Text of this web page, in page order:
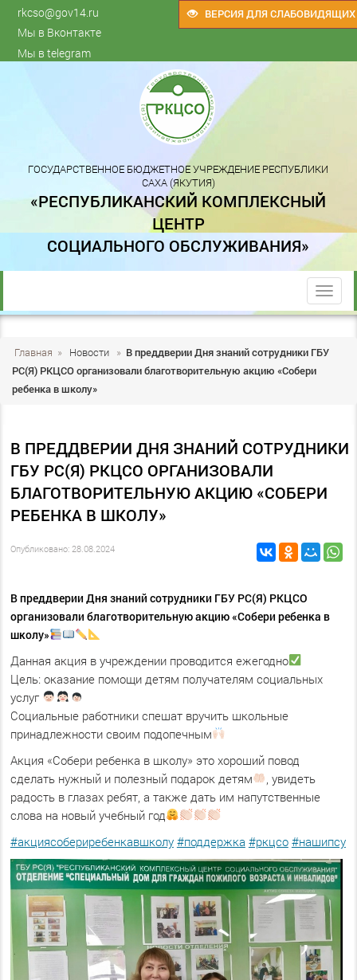
ВЕРСИЯ ДЛЯ СЛАБОВИДЯЩИХ
rkcso@gov14.ru
Мы в Вконтакте
Мы в telegram
ГОСУДАРСТВЕННОЕ БЮДЖЕТНОЕ УЧРЕЖДЕНИЕ РЕСПУБЛИКИ
САХА (ЯКУТИЯ)
«РЕСПУБЛИКАНСКИЙ КОМПЛЕКСНЫЙ
ЦЕНТР
СОЦИАЛЬНОГО ОБСЛУЖИВАНИЯ»
trk
Главная » Новости » В преддверии Дня знаний сотрудники ГБУ
РС(Я) РКЦСО организовали благотворительную акцию «Собери
ребенка в школу»
В ПРЕДДВЕРИИ ДНЯ ЗНАНИЙ СОТРУДНИКИ
ГБУ РС(Я) РКЦСО ОРГАНИЗОВАЛИ
БЛАГОТВОРИТЕЛЬНУЮ АКЦИЮ «СОБЕРИ
РЕБЕНКА В ШКОЛУ»
Опубликовано: 28.08.2024
В преддверии Дня знаний сотрудники ГБУ РС(Я) РКЦСО
организовали благотворительную акцию «Собери ребенка в
школу»
Данная акция в учреждении проводится ежегодно
Цель: оказание помощи детям получателям социальных
услуг
Социальные работники спешат вручить школьные
принадлежности своим подопечным
Акция «Собери ребенка в школу» это хороший повод
сделать нужный и полезный подарок детям
, увидеть
радость в глазах ребят, а также дать им напутственные
слова на новый учебный год
#акциясобериребенкавшколу #поддержка #ркцсо #нашипсу